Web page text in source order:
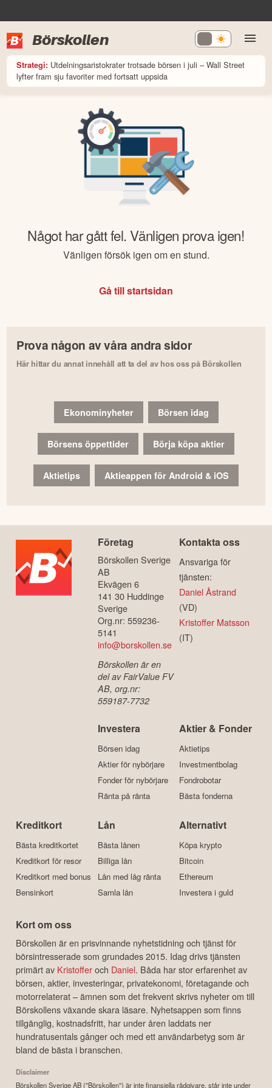
Börskollen
Strategi: Utdelningsaristokrater trotsade börsen i juli – Wall Street
lyfter fram sju favoriter med fortsatt uppsida
Något har gått fel. Vänligen prova igen!
Vänligen försök igen om en stund.
Gå till startsidan
Prova någon av våra andra sidor
Här hittar du annat innehåll att ta del av hos oss på Börskollen
Ekonominyheter Börsen idag
Börsens öppettider Börja köpa aktier
Aktietips Aktieappen för Android & iOS
Företag
Börskollen Sverige
AB
Ekvägen 6
141 30 Huddinge
Sverige
Org.nr: 559236-
5141
info@borskollen.se
Börskollen är en
del av FairValue FV
AB, org.nr:
559187-7732
Kontakta oss
Ansvariga för
tjänsten:
Daniel Åstrand
(VD)
Kristoffer Matsson
(IT)
Investera
Börsen idag
Aktier för nybörjare
Fonder för nybörjare
Ränta på ränta
Aktier & Fonder
Aktietips
Investmentbolag
Fondrobotar
Bästa fonderna
Kreditkort
Bästa kreditkortet
Kreditkort för resor
Kreditkort med bonus
Bensinkort
Lån
Bästa lånen
Billiga lån
Lån med låg ränta
Samla lån
Alternativt
Köpa krypto
Bitcoin
Ethereum
Investera i guld
Kort om oss
Börskollen är en prisvinnande nyhetstidning och tjänst för
börsintresserade som grundades 2015. Idag drivs tjänsten
primärt av Kristofferoch Daniel. Båda har stor erfarenhet av
börsen, aktier, investeringar, privatekonomi, företagande och
motorrelaterat – ämnen som det frekvent skrivs nyheter om till
Börskollens växande skara läsare. Nyhetsappen som finns
tillgänglig, kostnadsfritt, har under åren laddats ner
hundratusentals gånger och med ett användarbetyg som är
bland de bästa i branschen.
Disclaimer
Börskollen Sverige AB ("Börskollen") är inte finansiella rådgivare, står inte under